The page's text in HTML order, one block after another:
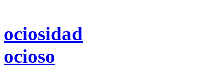
ociosidad
ocioso